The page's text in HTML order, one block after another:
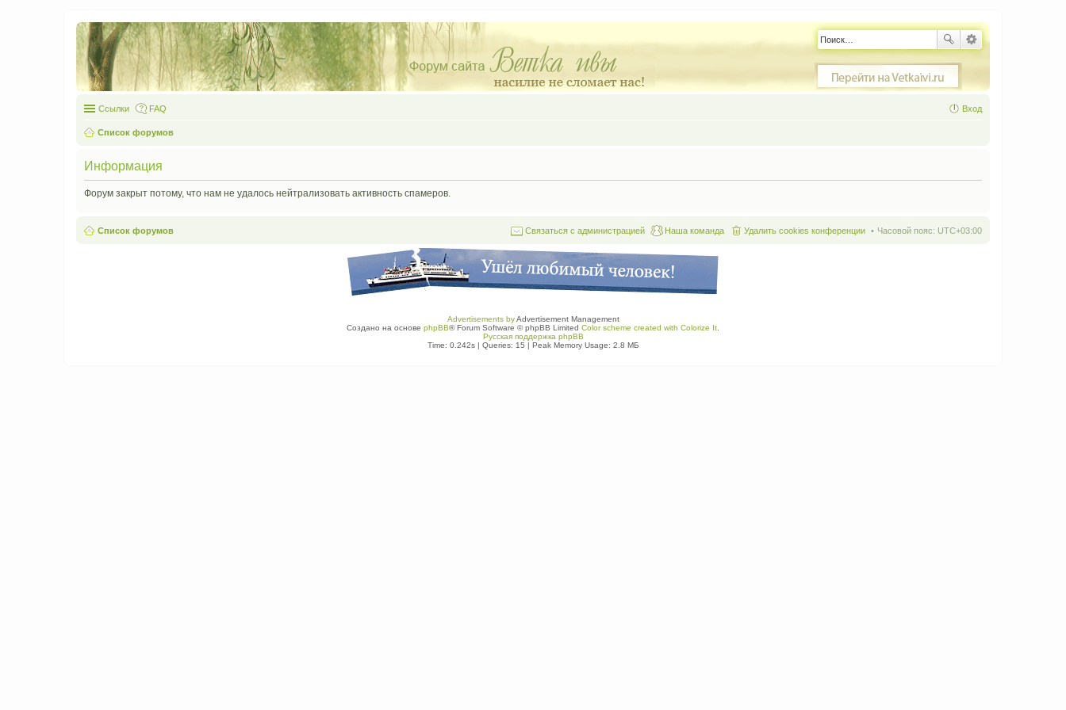
Ссылки FAQ Вход
Список форумов
Информация
Форум закрыт потому, что нам не удалось нейтрализовать активность спамеров.
Список форумов Часовой пояс: UTC+03:00
Удалить cookies конференции
Наша команда
Связаться с администрацией
Advertisements byAdvertisement Management
Создано на основе phpBB® Forum Software © phpBB Limited Color scheme created with Colorize It
Русская поддержка phpBB
Time: 0.242s| Queries: 15 | Peak Memory Usage: 2.8 МБ